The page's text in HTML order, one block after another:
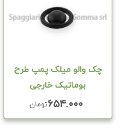
چک والو میلک پمپ طرح
بوماتیک خارجی
تومان